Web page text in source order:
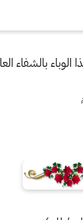
الوباء بالشفاء